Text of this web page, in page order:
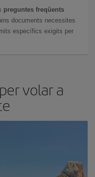
preguntes freqüents
documents necessites
específics exigits per
volar a